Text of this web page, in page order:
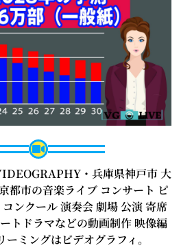
・兵庫県神戸市 大
都市の音楽ライブ コンサート ピ
ンクール 演奏会 劇場 公演 寄席
トドラマなどの動画制作 映像編
ーミングはビデオグラフィ。